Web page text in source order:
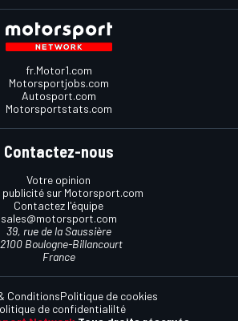
fr.Motor1.com
Motorsportjobs.com
Autosport.com
Motorsportstats.com
Contactez-nous
Votre opinion
publicité sur Motorsport.com
Contactez l'équipe
sales@motorsport.com
39, rue de la Saussière
Boulogne-Billancourt
France
ConditionsPolitique de cookies
de confidentialilté